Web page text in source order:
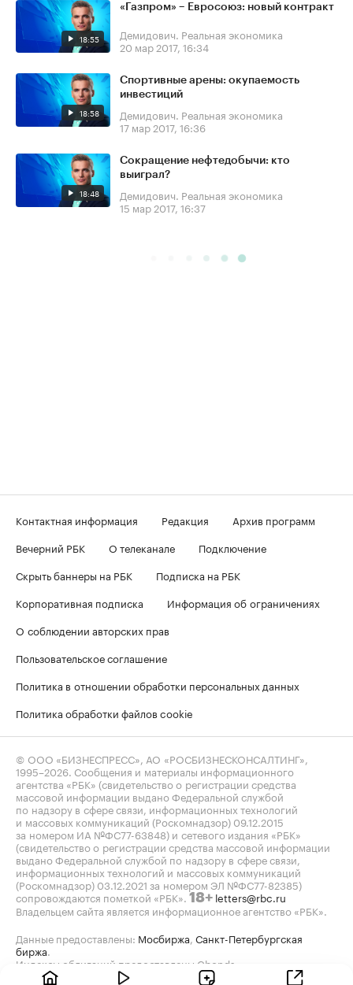
18:55
«Газпром» – Евросоюз: новый контракт
Демидович. Реальная экономика
20 мар 2017, 16:34
18:58
Спортивные арены: окупаемость
инвестиций
Демидович. Реальная экономика
17 мар 2017, 16:36
18:48
Сокращение нефтедобычи: кто
выиграл?
Демидович. Реальная экономика
15 мар 2017, 16:37
Контактная информация Редакция
Архив программ
Вечерний РБК
О телеканале
Подключение
Скрыть баннеры на РБК
Подписка на РБК
Корпоративная подписка
Информация об ограничениях
О соблюдении авторских прав
Пользовательское соглашение
Политика в отношении обработки персональных данных
Политика обработки файлов cookie
© ООО «БИЗНЕСПРЕСС», АО «РОСБИЗНЕСКОНСАЛТИНГ»,
1995–2026. Сообщения и материалы информационного
агентства «РБК» (свидетельство о регистрации средства
массовой информации выдано Федеральной службой
по надзору в сфере связи, информационных технологий
и массовых коммуникаций (Роскомнадзор) 09.12.2015
за номером ИА №ФС77-63848) и сетевого издания «РБК»
(свидетельство о регистрации средства массовой информации
выдано Федеральной службой по надзору в сфере связи,
информационных технологий и массовых коммуникаций
(Роскомнадзор) 03.12.2021 за номером ЭЛ №ФС77-82385)
сопровождаются пометкой «РБК». 18+ letters@rbc.ru
Владельцем сайта является информационное агентство «РБК».
Данные предоставлены: Мосбиржа, Санкт-Петербургская
биржа.
Индексы облигаций предоставлены Cbonds.